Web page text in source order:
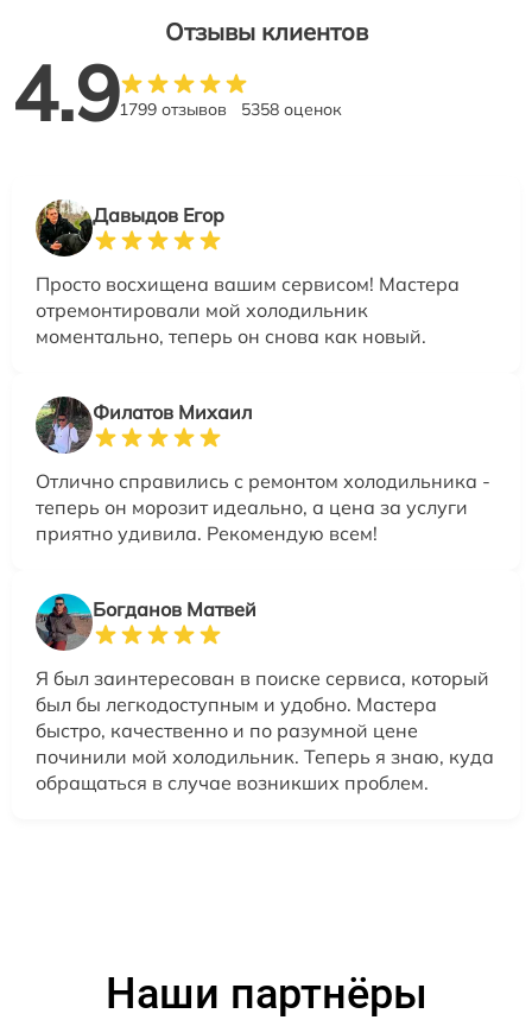
Отзывы клиентов
4.91799 отзывов 5358 оценок
Давыдов Егор
Просто восхищена вашим сервисом! Мастера
отремонтировали мой холодильник
моментально, теперь он снова как новый.
Филатов Михаил
Отлично справились с ремонтом холодильника -
теперь он морозит идеально, а цена за услуги
приятно удивила. Рекомендую всем!
Богданов Матвей
Я был заинтересован в поиске сервиса, который
был бы легкодоступным и удобно. Мастера
быстро, качественно и по разумной цене
починили мой холодильник. Теперь я знаю, куда
обращаться в случае возникших проблем.
Наши партнёры